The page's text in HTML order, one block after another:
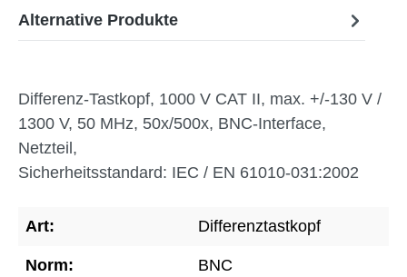
Alternative Produkte
Differenz-Tastkopf, 1000 V CAT II, max. +/-130 V /
1300 V, 50 MHz, 50x/500x, BNC-Interface,
Netzteil,
Sicherheitsstandard: IEC / EN 61010-031:2002
Art: Differenztastkopf
Norm: BNC